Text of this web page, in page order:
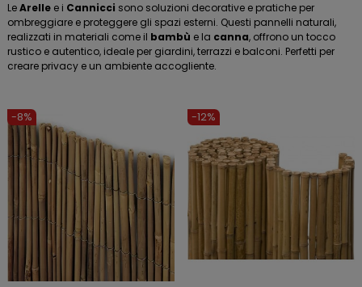
LeArelle e i Cannicci sono soluzioni decorative e pratiche per
ombreggiare e proteggere gli spazi esterni. Questi pannelli naturali,
realizzati in materiali come il bambù e la canna, offrono un tocco
rustico e autentico, ideale per giardini, terrazzi e balconi. Perfetti per
creare privacy e un ambiente accogliente.
-8% -12%